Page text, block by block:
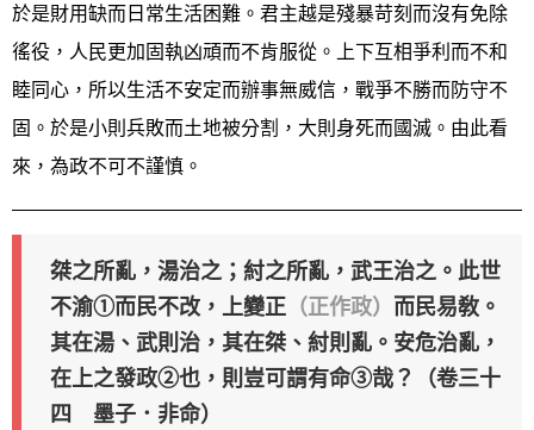
於是財用缺而日常生活困難。君主越是殘暴苛刻而沒有免除
徭役，人民更加固執凶頑而不肯服從。上下互相爭利而不和
睦同心，所以生活不安定而辦事無威信，戰爭不勝而防守不
固。於是小則兵敗而土地被分割，大則身死而國滅。由此看
來，為政不可不謹慎。
桀之所亂，湯治之；紂之所亂，武王治之。此世
不渝①而民不改，上變正 （正作政） 而民易敎。
其在湯、武則治，其在桀、紂則亂。安危治亂，
在上之發政②也，則豈可謂有命③哉？（卷三十
四 墨子．非命）